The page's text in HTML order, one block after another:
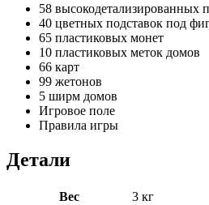
58 высокодетализированных
40 цветных подставок под
65 пластиковых монет
10 пластиковых меток домов
66 карт
99 жетонов
5 ширм домов
Игровое поле
Правила игры
Детали
Вес
3 кг